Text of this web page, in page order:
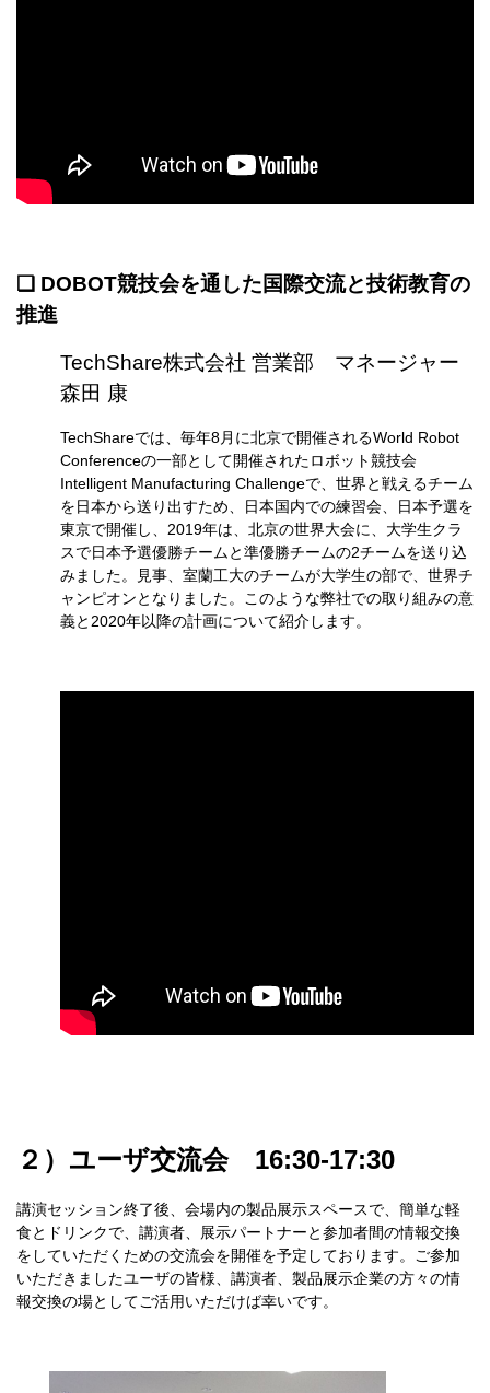
❏ DOBOT競技会を通した国際交流と技術教育の
推進
TechShare株式会社 営業部 マネージャー
森田 康
TechShareでは、毎年8月に北京で開催されるWorld Robot
Conferenceの一部として開催されたロボット競技会
Intelligent Manufacturing Challengeで、世界と戦えるチーム
を日本から送り出すため、日本国内での練習会、日本予選を
東京で開催し、2019年は、北京の世界大会に、大学生クラ
スで日本予選優勝チームと準優勝チームの2チームを送り込
みました。見事、室蘭工大のチームが大学生の部で、世界チ
ャンピオンとなりました。このような弊社での取り組みの意
義と2020年以降の計画について紹介します。
２）ユーザ交流会 16:30-17:30
講演セッション終了後、会場内の製品展示スペースで、簡単な軽
食とドリンクで、講演者、展示パートナーと参加者間の情報交換
をしていただくための交流会を開催を予定しております。ご参加
いただきましたユーザの皆様、講演者、製品展示企業の方々の情
報交換の場としてご活用いただけば幸いです。